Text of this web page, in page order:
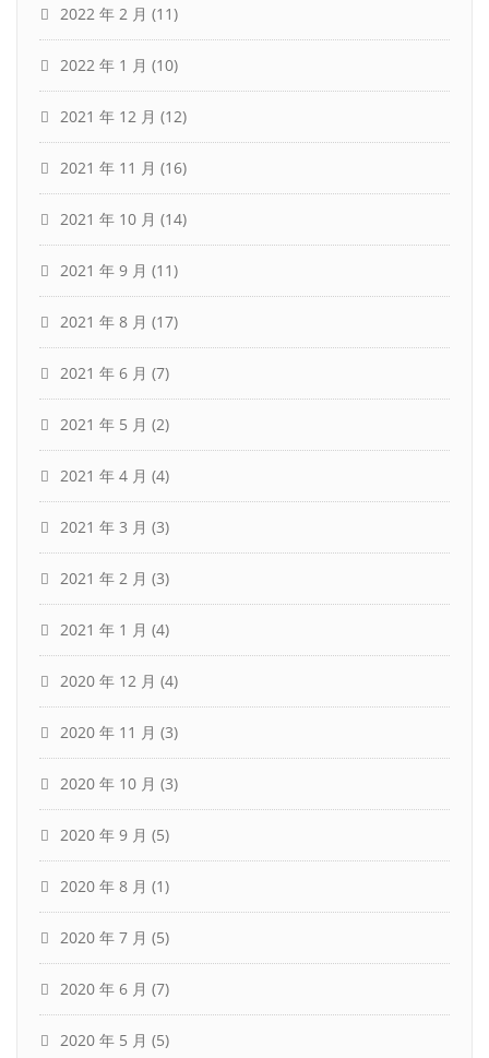
2022 年 2 月 (11)
2022 年 1 月 (10)
2021 年 12 月 (12)
2021 年 11 月 (16)
2021 年 10 月 (14)
2021 年 9 月 (11)
2021 年 8 月 (17)
2021 年 6 月 (7)
2021 年 5 月 (2)
2021 年 4 月 (4)
2021 年 3 月 (3)
2021 年 2 月 (3)
2021 年 1 月 (4)
2020 年 12 月 (4)
2020 年 11 月 (3)
2020 年 10 月 (3)
2020 年 9 月 (5)
2020 年 8 月 (1)
2020 年 7 月 (5)
2020 年 6 月 (7)
2020 年 5 月 (5)